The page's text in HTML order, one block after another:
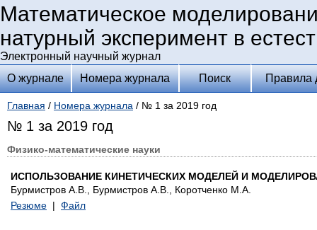
Математическое
натурный эксперимент в
Электронный научный журнал
О журнале
Номера журнала Поиск Правила
Главная / Номера журнала / № 1 за 2019 год
№ 1 за 2019 год
Физико-математические науки
ИСПОЛЬЗОВАНИЕ КИНЕТИЧЕСКИХ МОДЕЛЕЙ И
Бурмистров А.В., Бурмистров А.В., Коротченко М.А.
Резюме | Файл